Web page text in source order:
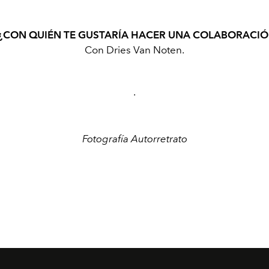
QUIÉN TE GUSTARÍA HACER UNA
Con Dries Van Noten.
·
Fotografía Autorretrato